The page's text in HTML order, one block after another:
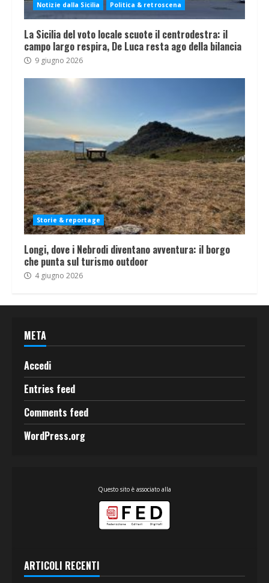
Notizie dalla Sicilia Politica & retroscena
La Sicilia del voto locale scuote il centrodestra: il
campo largo respira, De Luca resta ago della bilancia
9 giugno 2026
Storie & reportage
Longi, dove i Nebrodi diventano avventura: il borgo
che punta sul turismo outdoor
4 giugno 2026
META
Accedi
Entries feed
Comments feed
WordPress.org
Questo sito è associato alla
ARTICOLI RECENTI